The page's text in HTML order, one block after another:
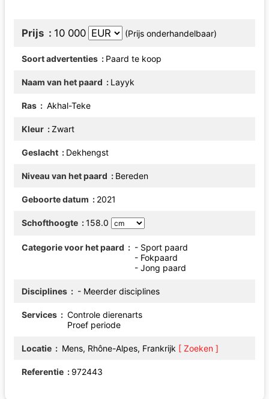
Prijs 10 000 (Prijs onderhandelbaar)
Soort advertenties Paard te koop
Naam van het paard Layyk
Ras Akhal-Teke
Kleur Zwart
Geslacht Dekhengst
Niveau van het paard Bereden
Geboorte datum 2021
Schofthoogte 158.0
Categorie voor het paard
- Sport paard
- Fokpaard
- Jong paard
Disciplines - Meerder disciplines
Services
Controle dierenarts
Proef periode
Locatie Mens, Rhône-Alpes, Frankrijk [ Zoeken ]
Referentie 972443